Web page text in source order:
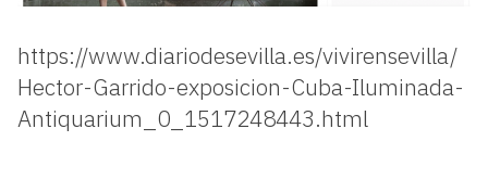
https://www.diariodesevilla.es/vivirensevilla/
Hector-Garrido-exposicion-Cuba-Iluminada-
Antiquarium_0_1517248443.html